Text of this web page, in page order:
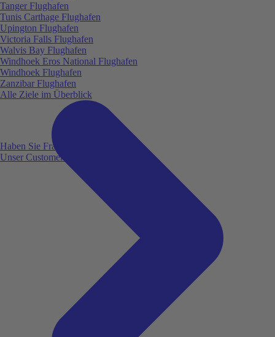
Haben Sie Fragen?
Unser Customer Service ist für Sie da!
Tanger Flughafen
Tunis Carthage Flughafen
Upington Flughafen
Victoria Falls Flughafen
Walvis Bay Flughafen
Windhoek Eros National Flughafen
Windhoek Flughafen
Zanzibar Flughafen
Alle Ziele im Überblick